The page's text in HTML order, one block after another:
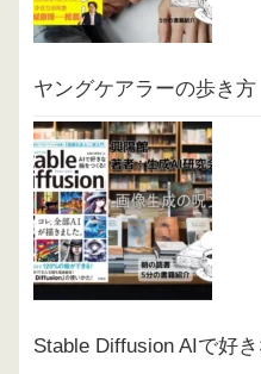
ヤングケアラーの歩き方
Stable Diffusion AIで好